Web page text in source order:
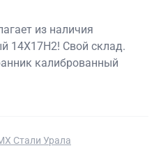
из наличия
14Х17Н2! Свой склад.
калиброванный
Стали Урала